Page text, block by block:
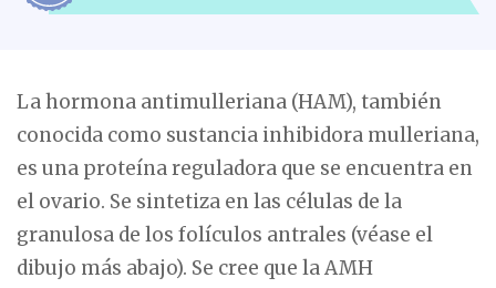
La hormona antimulleriana (HAM), también
conocida como sustancia inhibidora mulleriana,
es una proteína reguladora que se encuentra en
el ovario. Se sintetiza en las células de la
granulosa de los folículos antrales (véase el
dibujo más abajo). Se cree que la AMH